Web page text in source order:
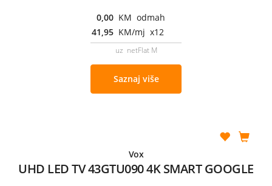
0,00 KM odmah
41,95 KM/mj x12
uz netFlat M
Saznaj više
Vox
UHD LED TV 43GTU090 4K SMART GOOGLE